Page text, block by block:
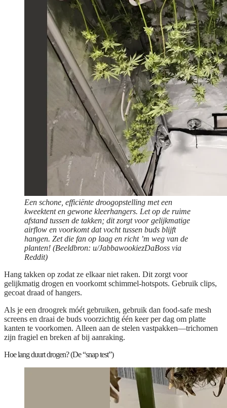
Een schone, efficiënte droogopstelling met een
kweektent en gewone kleerhangers. Let op de ruime
afstand tussen de takken; dit zorgt voor gelijkmatige
airflow en voorkomt dat vocht tussen buds blijft
hangen. Zet die fan op laag en richt ’m weg van de
planten! (Beeldbron: u/JabbawookiezDaBoss via
Reddit)
Hang takken op zodat ze elkaar niet raken. Dit zorgt voor
gelijkmatig drogen en voorkomt schimmel-hotspots. Gebruik clips,
gecoat draad of hangers.
Als je een droogrek móét gebruiken, gebruik dan food-safe mesh
screens en draai de buds voorzichtig één keer per dag om platte
kanten te voorkomen. Alleen aan de stelen vastpakken—trichomen
zijn fragiel en breken af bij aanraking.
Hoe lang duurt drogen? (De “snap test”)